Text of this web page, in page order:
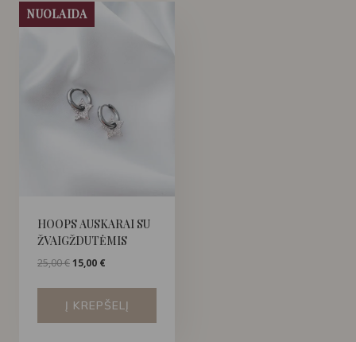
NUOLAIDA
HOOPS AUSKARAI SU
ŽVAIGŽDUTĖMIS
25,00€Original
was:
25,00 €.
15,00 €
is:
15,00 €.
Į KREPŠELĮ